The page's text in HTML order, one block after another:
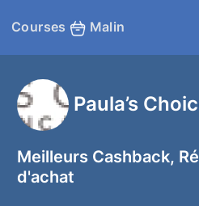
Courses Malin
Paula’s
Meilleurs Cashback,
d'achat